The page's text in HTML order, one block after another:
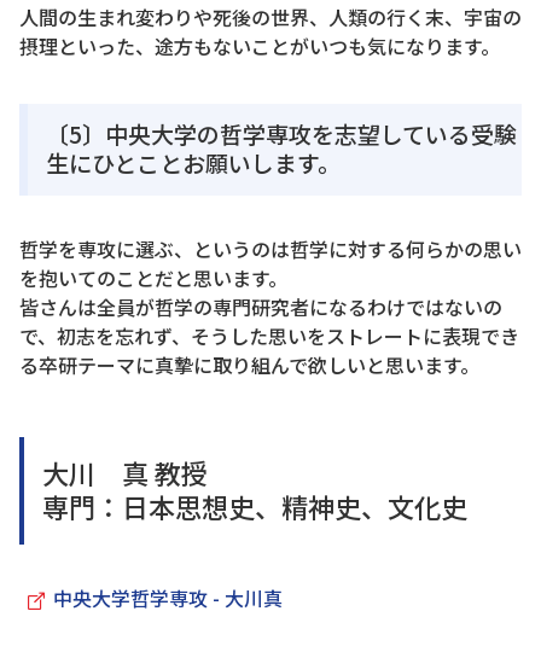
人間の生まれ変わりや死後の世界、人類の行く末、宇宙の
摂理といった、途方もないことがいつも気になります。
〔5〕中央大学の哲学専攻を志望している受験
生にひとことお願いします。
哲学を専攻に選ぶ、というのは哲学に対する何らかの思い
を抱いてのことだと思います。
皆さんは全員が哲学の専門研究者になるわけではないの
で、初志を忘れず、そうした思いをストレートに表現でき
る卒研テーマに真摯に取り組んで欲しいと思います。
大川 真 教授
専門：日本思想史、精神史、文化史
中央大学哲学専攻 - 大川真